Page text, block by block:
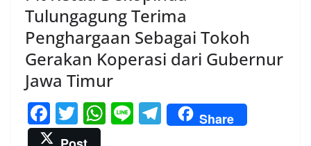
Tulungagung Terima
Penghargaan Sebagai Tokoh
Gerakan Koperasi dari Gubernur
Jawa Timur
F
ac
T
w
W Li T
el
Share